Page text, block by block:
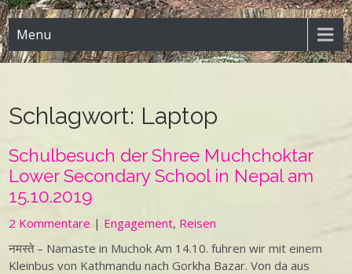
Menu
Schlagwort: Laptop
Schulbesuch der Shree Muchchoktar
Lower Secondary School in Nepal am
15.10.2019
2 Kommentare | Engagement, Reisen
नमस्ते – Namaste in Muchok Am 14.10. fuhren wir mit einem
Kleinbus von Kathmandu nach Gorkha Bazar. Von da aus